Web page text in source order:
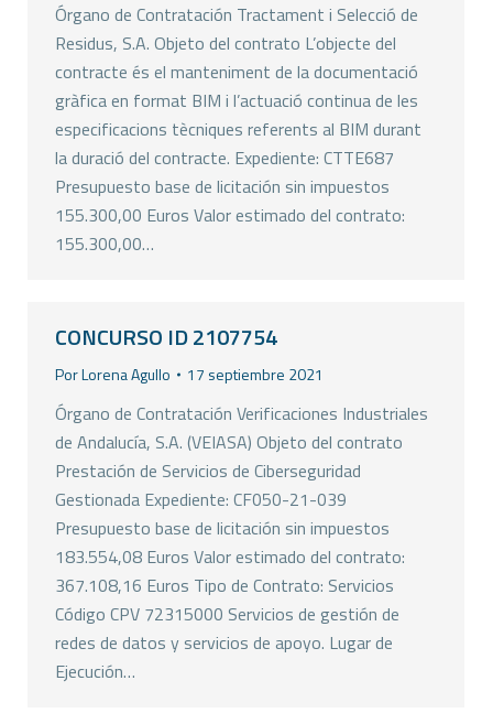
Órgano de Contratación Tractament i Selecció de
Residus, S.A. Objeto del contrato L’objecte del
contracte és el manteniment de la documentació
gràfica en format BIM i l’actuació continua de les
especificacions tècniques referents al BIM durant
la duració del contracte. Expediente: CTTE687
Presupuesto base de licitación sin impuestos
155.300,00 Euros Valor estimado del contrato:
155.300,00…
CONCURSO ID 2107754
PorLorena Agullo 17 septiembre 2021
Órgano de Contratación Verificaciones Industriales
de Andalucía, S.A. (VEIASA) Objeto del contrato
Prestación de Servicios de Ciberseguridad
Gestionada Expediente: CF050-21-039
Presupuesto base de licitación sin impuestos
183.554,08 Euros Valor estimado del contrato:
367.108,16 Euros Tipo de Contrato: Servicios
Código CPV 72315000 Servicios de gestión de
redes de datos y servicios de apoyo. Lugar de
Ejecución…